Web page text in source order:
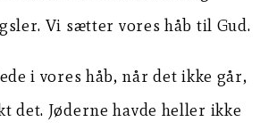
Vi sætter vores håb til Gud.
i vores håb, når det ikke går,
det. Jøderne havde heller ikke